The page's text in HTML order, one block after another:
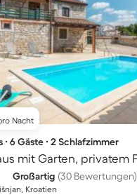
Nacht
∙ 6 Gäste ∙ 2 Schlafzimmer
Großartig (30 Bewertungen)
Kroatien